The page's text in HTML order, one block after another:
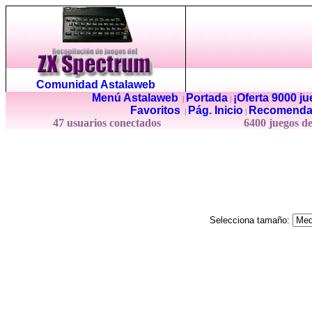
Comunidad Astalaweb
Menú Astalaweb| Portada|
¡Oferta 9000
Favoritos
Pág. Inicio
47 usuarios conectados
6400 juegos
Selecciona tamaño: